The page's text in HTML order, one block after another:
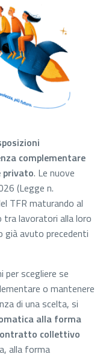
complementare
privato. Le nuove
(Legge n.
TFR maturando al
tra lavoratori alla loro
già avuto precedenti
per scegliere se
o mantenere
di una scelta, si
alla forma
collettivo
alla forma